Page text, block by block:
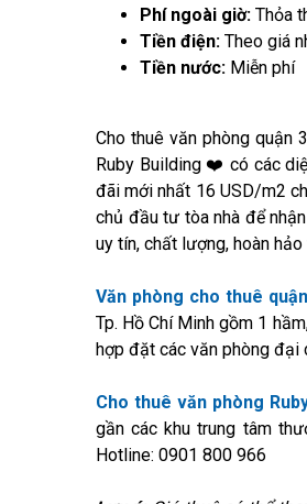
Phí ngoài giờ: Thỏa
Tiền điện: Theo giá
Tiền nước: Miễn phí
Cho thuê văn phòng quận
Ruby Building ❤️ có các
đãi mới nhất 16 USD/m2
chủ đầu tư tòa nhà để
uy tín, chất lượng, hoàn
Văn phòng cho thuê
Tp. Hồ Chí Minh gồm 1
hợp đặt các văn phòng đại
Cho thuê văn phòng
gần các khu trung tâm
Hotline: 0901 800 966